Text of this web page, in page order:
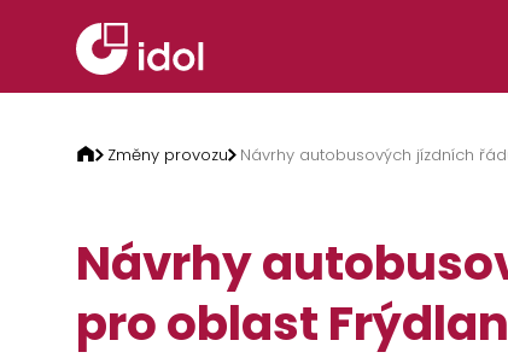
Změny provozu Návrhy autobusových jízdních
Návrhy
pro oblast